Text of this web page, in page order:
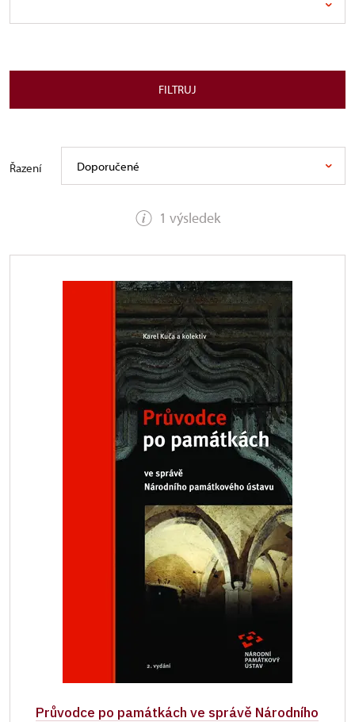
FILTRUJ
1 výsledek
Řazení Doporučené
Průvodce po památkách ve správě Národního